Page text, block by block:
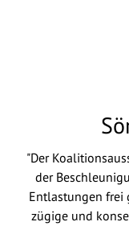
"Der
der
Entlastungen frei
zügige und